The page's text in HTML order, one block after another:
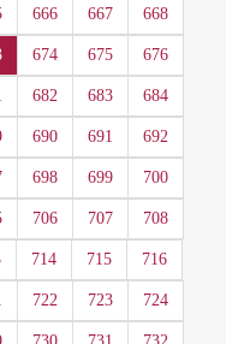
666 667 668
674 675 676
682 683 684
690 691 692
698 699 700
706 707 708
714 715 716
722 723 724